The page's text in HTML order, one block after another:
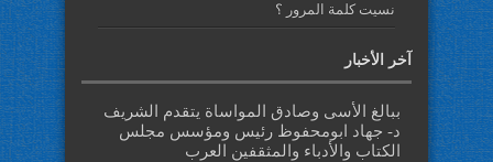
نسيت كلمة المرور ؟
آخر الأخبار
ببالغ الأسى وصادق المواساة يتقدم الشريف
د- جهاد ابومحفوظ رئيس ومؤسس مجلس
الكتاب والأدباء والمثقفين العرب